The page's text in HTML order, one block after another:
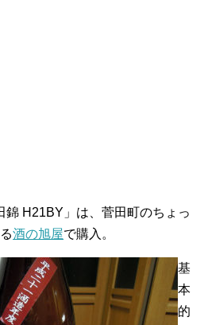
錦 H21BY」は、菅田町のちょっ
酒の旭屋で購入。
基
本
的